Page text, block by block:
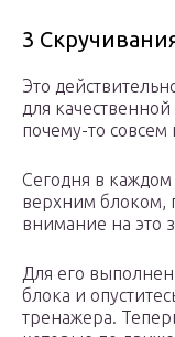
3
Это
для
почему-то
Сегодня в
верхним блоком,
внимание на это
Для его
блока и
тренажера.